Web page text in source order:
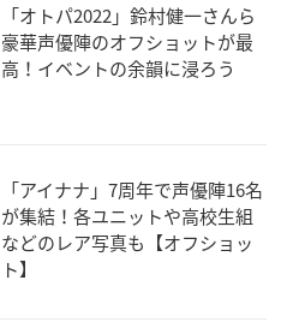
「オトパ2022」鈴村健一さんら
豪華声優陣のオフショットが最
高！イベントの余韻に浸ろう
「アイナナ」7周年で声優陣16名
が集結！各ユニットや高校生組
などのレア写真も【オフショッ
ト】